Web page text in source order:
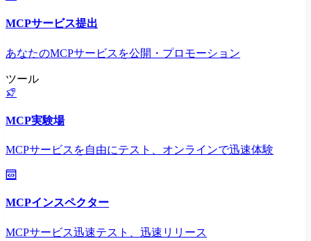
MCPサービス提出
あなたのMCPサービスを公開・プロモーション
ツール
MCP実験場
MCPサービスを自由にテスト、オンラインで迅速体験
MCPインスペクター
MCPサービス迅速テスト、迅速リリース